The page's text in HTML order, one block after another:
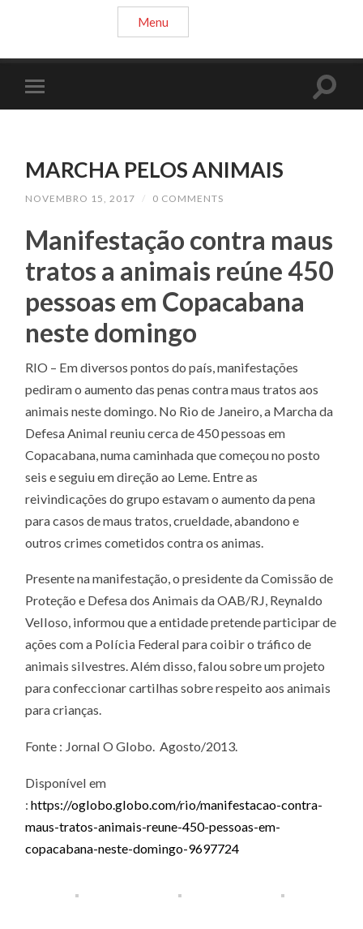
MARCHA PELOS ANIMAIS
NOVEMBRO 15, 2017 / 0 COMMENTS
Manifestação contra maus
tratos a animais reúne 450
pessoas em Copacabana
neste domingo
RIO – Em diversos pontos do país, manifestações
pediram o aumento das penas contra maus tratos aos
animais neste domingo. No Rio de Janeiro, a Marcha da
Defesa Animal reuniu cerca de 450 pessoas em
Copacabana, numa caminhada que começou no posto
seis e seguiu em direção ao Leme. Entre as
reivindicações do grupo estavam o aumento da pena
para casos de maus tratos, crueldade, abandono e
outros crimes cometidos contra os animas.
Presente na manifestação, o presidente da Comissão de
Proteção e Defesa dos Animais da OAB/RJ, Reynaldo
Velloso, informou que a entidade pretende participar de
ações com a Polícia Federal para coibir o tráfico de
animais silvestres. Além disso, falou sobre um projeto
para confeccionar cartilhas sobre respeito aos animais
para crianças.
Fonte : Jornal O Globo. Agosto/2013.
Disponível em
:https://oglobo.globo.com/rio/manifestacao-contra-
maus-tratos-animais-reune-450-pessoas-em-
copacabana-neste-domingo-9697724
Menu